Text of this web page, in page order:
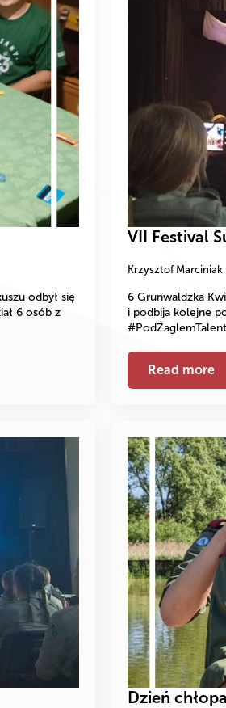
odbył się
6 osób z
VII Festival
Krzysztof Marciniak
6 Grunwaldzka
i podbija kolejne
Read more
Dzień